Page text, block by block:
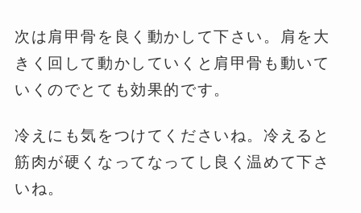
次は肩甲骨を良く動かして下さい。肩を大
きく回して動かしていくと肩甲骨も動いて
いくのでとても効果的です。
冷えにも気をつけてくださいね。冷えると
筋肉が硬くなってなってし良く温めて下さ
いね。